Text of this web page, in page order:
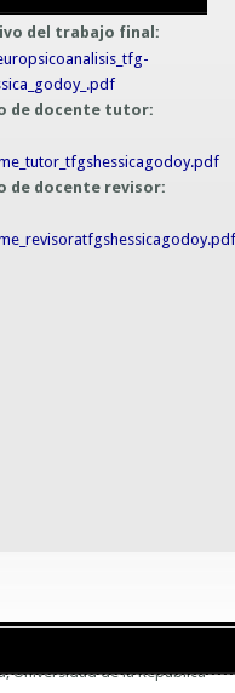
del trabajo final:
de docente tutor:
de docente revisor:
Universidad de la República